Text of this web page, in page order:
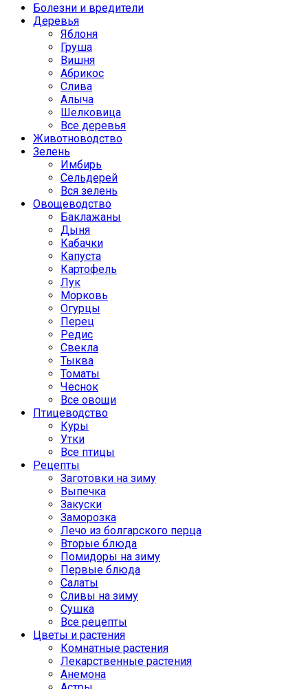
Болезни и вредители
Деревья
Яблоня
Груша
Вишня
Абрикос
Слива
Алыча
Шелковица
Все деревья
Животноводство
Зелень
Имбирь
Сельдерей
Вся зелень
Овощеводство
Баклажаны
Дыня
Кабачки
Капуста
Картофель
Лук
Морковь
Огурцы
Перец
Редис
Свекла
Тыква
Томаты
Чеснок
Все овощи
Птицеводство
Куры
Утки
Все птицы
Рецепты
Заготовки на зиму
Выпечка
Закуски
Заморозка
Лечо из болгарского перца
Вторые блюда
Помидоры на зиму
Первые блюда
Салаты
Сливы на зиму
Сушка
Все рецепты
Цветы и растения
Комнатные растения
Лекарственные растения
Анемона